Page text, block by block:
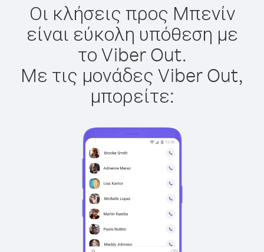
Οι κλήσεις προς Μπενίν
είναι εύκολη υπόθεση με
το Viber Out.
Με τις μονάδες Viber Out,
μπορείτε: